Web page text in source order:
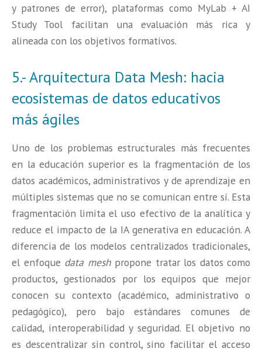
y patrones de error), plataformas como MyLab + AI
Study Tool facilitan una evaluación más rica y
alineada con los objetivos formativos.
5.- Arquitectura Data Mesh: hacia
ecosistemas de datos educativos
más ágiles
Uno de los problemas estructurales más frecuentes
en la educación superior es la fragmentación de los
datos académicos, administrativos y de aprendizaje en
múltiples sistemas que no se comunican entre sí. Esta
fragmentación limita el uso efectivo de la analítica y
reduce el impacto de la IA generativa en educación. A
diferencia de los modelos centralizados tradicionales,
el enfoque data meshpropone tratar los datos como
productos, gestionados por los equipos que mejor
conocen su contexto (académico, administrativo o
pedagógico), pero bajo estándares comunes de
calidad, interoperabilidad y seguridad. El objetivo no
es descentralizar sin control, sino facilitar el acceso